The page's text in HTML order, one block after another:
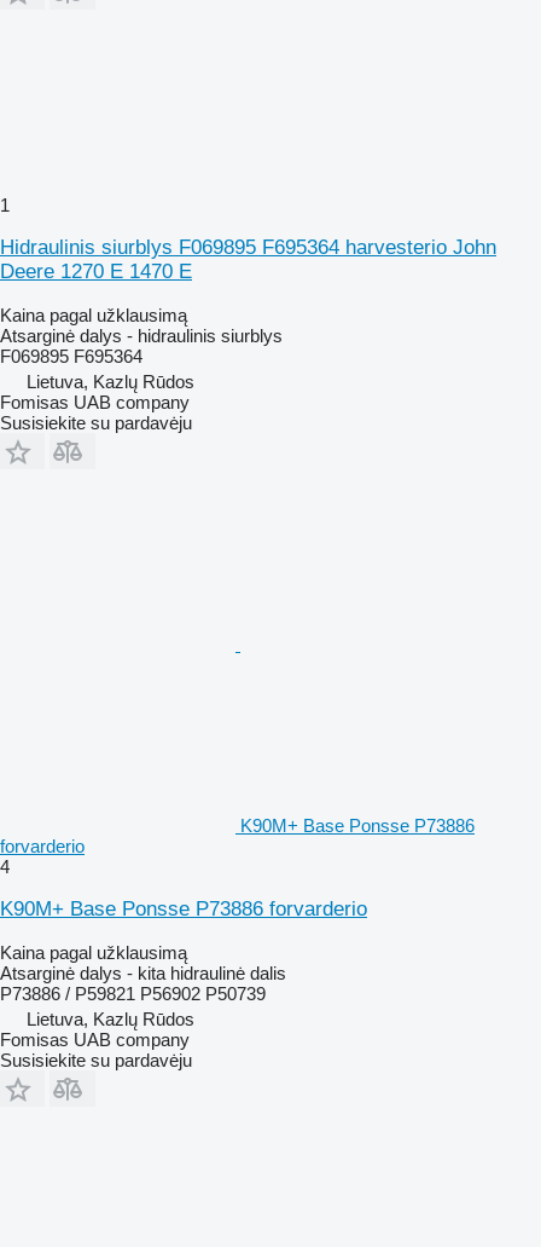
1
Hidraulinis siurblys F069895 F695364 harvesterio John
Deere 1270 E 1470 E
Kaina pagal užklausimą
Atsarginė dalys - hidraulinis siurblys
F069895 F695364
Lietuva, Kazlų Rūdos
Fomisas UAB company
Susisiekite su pardavėju
K90M+ Base Ponsse P73886
forvarderio
4
K90M+ Base Ponsse P73886 forvarderio
Kaina pagal užklausimą
Atsarginė dalys - kita hidraulinė dalis
P73886 / P59821 P56902 P50739
Lietuva, Kazlų Rūdos
Fomisas UAB company
Susisiekite su pardavėju